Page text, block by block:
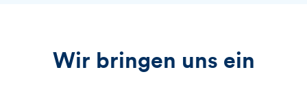
Wir bringen uns ein